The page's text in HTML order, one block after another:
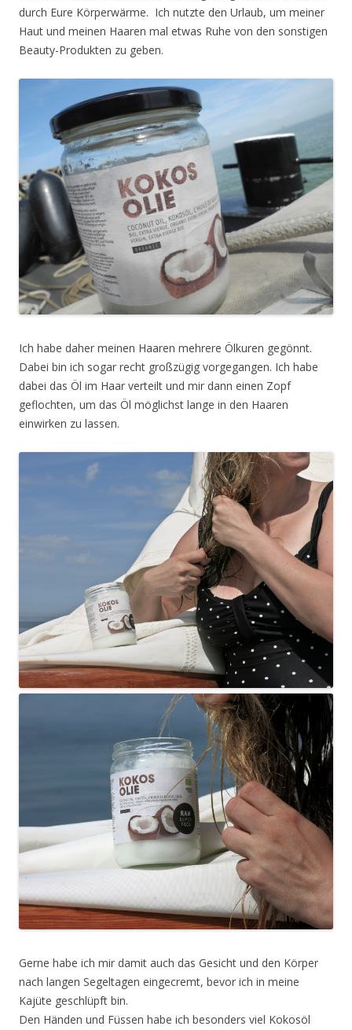
durch Eure Körperwärme. Ich nutzte den Urlaub, um meiner
Haut und meinen Haaren mal etwas Ruhe von den sonstigen
Beauty-Produkten zu geben.
Ich habe daher meinen Haaren mehrere Ölkuren gegönnt.
Dabei bin ich sogar recht großzügig vorgegangen. Ich habe
dabei das Öl im Haar verteilt und mir dann einen Zopf
geflochten, um das Öl möglichst lange in den Haaren
einwirken zu lassen.
Gerne habe ich mir damit auch das Gesicht und den Körper
nach langen Segeltagen eingecremt, bevor ich in meine
Kajüte geschlüpft bin.
Den Händen und Füssen habe ich besonders viel Kokosöl